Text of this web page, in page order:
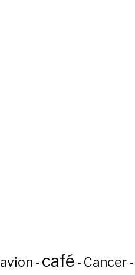
avion - café - Cancer -